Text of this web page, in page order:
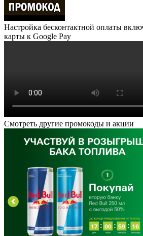
Настройка бесконтактной оплаты
карты к Google Pay
Смотреть другие промокоды и акции